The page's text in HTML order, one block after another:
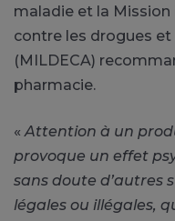
maladie et la
contre les drogues
(MILDECA)
pharmacie.
«Attention à un
provoque un effet
sans doute d’autres
légales ou illégales,